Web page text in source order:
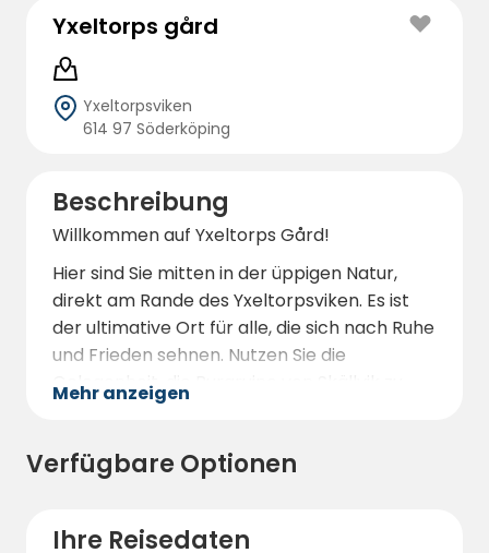
Yxeltorps gård
Yxeltorpsviken
614 97 Söderköping
Beschreibung
Willkommen auf Yxeltorps Gård!
Hier sind Sie mitten in der üppigen Natur,
direkt am Rande des Yxeltorpsviken. Es ist
der ultimative Ort für alle, die sich nach Ruhe
und Frieden sehnen. Nutzen Sie die
Gelegenheit, die Burgruine von Skällvik zu
erkunden, eine historische Stätte, deren
und die Dusche erhalten Sie zusammen mit
Yxeltorps Gård ist Ihre Oase der Ruhe,
Mehr anzeigen
Verfügbare Optionen
Ihre Reisedaten